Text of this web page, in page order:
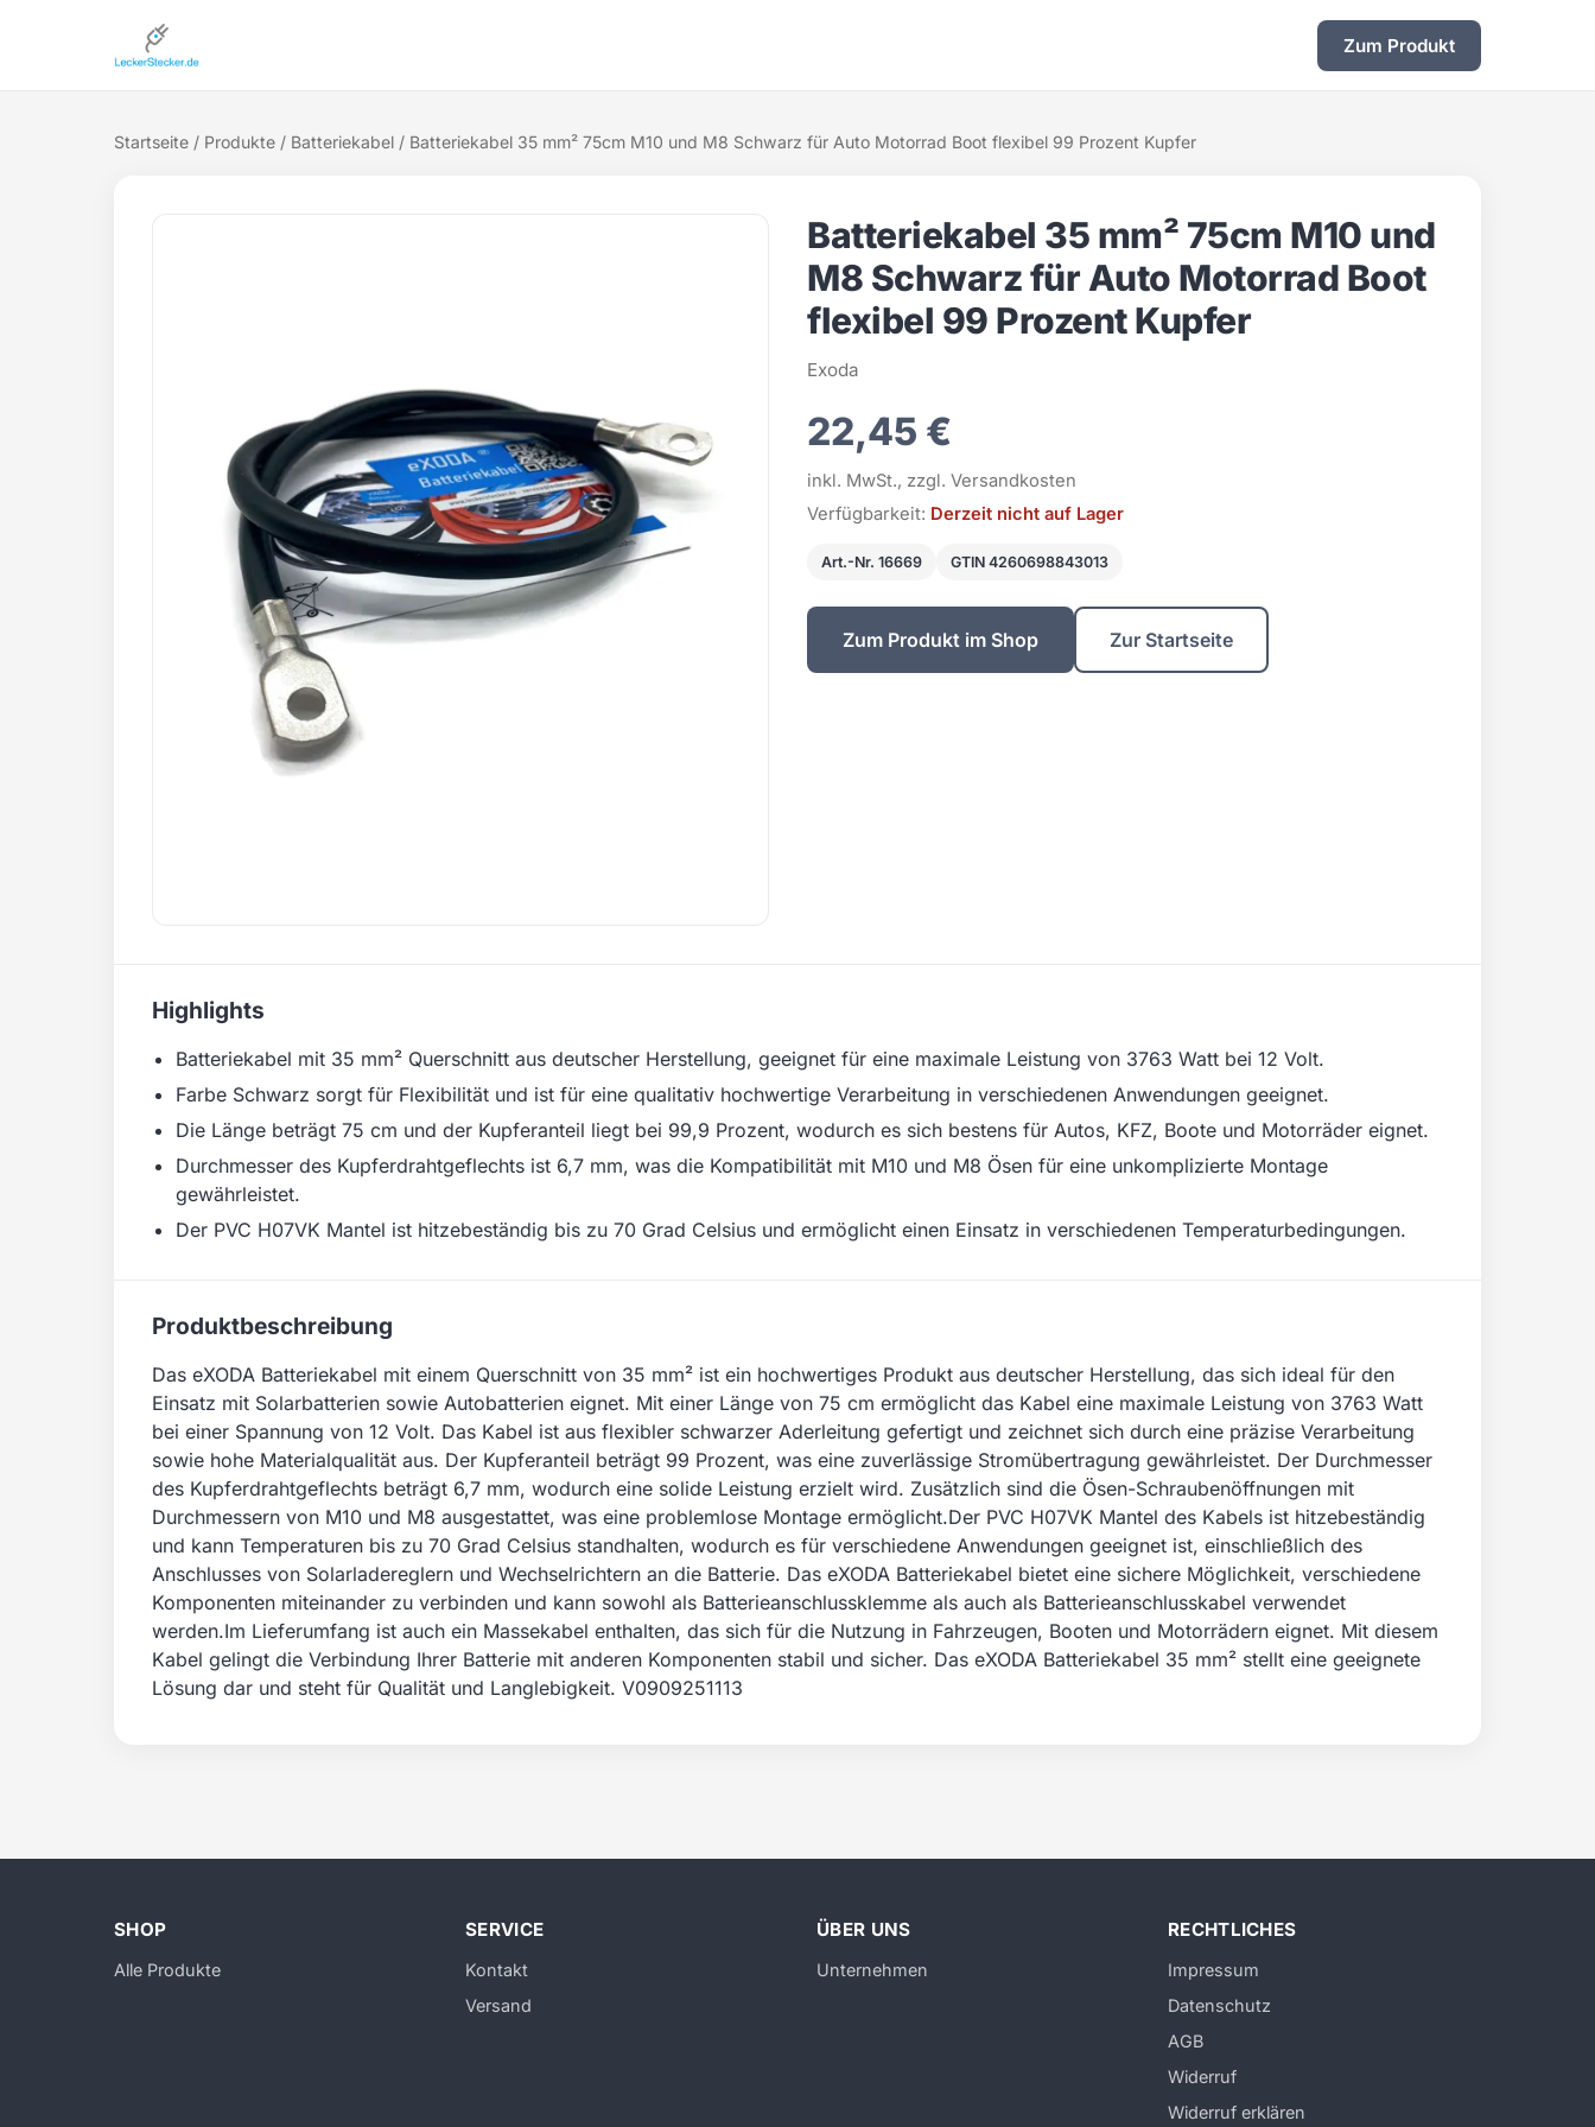
Zum Produkt
Startseite / Produkte / Batteriekabel / Batteriekabel 35 mm² 75cm M10 und M8 Schwarz für Auto Motorrad Boot flexibel 99 Prozent Kupfer
Batteriekabel 35 mm² 75cm M10 und
M8 Schwarz für Auto Motorrad Boot
flexibel 99 Prozent Kupfer
Exoda
22,45 €
inkl. MwSt., zzgl. Versandkosten
Verfügbarkeit: Derzeit nicht auf Lager
Art.-Nr. 16669 GTIN 4260698843013
Zum Produkt im Shop Zur Startseite
Highlights
Batteriekabel mit 35 mm² Querschnitt aus deutscher Herstellung, geeignet für eine maximale Leistung von 3763 Watt bei 12 Volt.
Farbe Schwarz sorgt für Flexibilität und ist für eine qualitativ hochwertige Verarbeitung in verschiedenen Anwendungen geeignet.
Die Länge beträgt 75 cm und der Kupferanteil liegt bei 99,9 Prozent, wodurch es sich bestens für Autos, KFZ, Boote und Motorräder eignet.
Durchmesser des Kupferdrahtgeflechts ist 6,7 mm, was die Kompatibilität mit M10 und M8 Ösen für eine unkomplizierte Montage
gewährleistet.
Der PVC H07VK Mantel ist hitzebeständig bis zu 70 Grad Celsius und ermöglicht einen Einsatz in verschiedenen Temperaturbedingungen.
Produktbeschreibung
Das eXODA Batteriekabel mit einem Querschnitt von 35 mm² ist ein hochwertiges Produkt aus deutscher Herstellung, das sich ideal für den
Einsatz mit Solarbatterien sowie Autobatterien eignet. Mit einer Länge von 75 cm ermöglicht das Kabel eine maximale Leistung von 3763 Watt
bei einer Spannung von 12 Volt. Das Kabel ist aus flexibler schwarzer Aderleitung gefertigt und zeichnet sich durch eine präzise Verarbeitung
sowie hohe Materialqualität aus. Der Kupferanteil beträgt 99 Prozent, was eine zuverlässige Stromübertragung gewährleistet. Der Durchmesser
des Kupferdrahtgeflechts beträgt 6,7 mm, wodurch eine solide Leistung erzielt wird. Zusätzlich sind die Ösen-Schraubenöffnungen mit
Durchmessern von M10 und M8 ausgestattet, was eine problemlose Montage ermöglicht.Der PVC H07VK Mantel des Kabels ist hitzebeständig
und kann Temperaturen bis zu 70 Grad Celsius standhalten, wodurch es für verschiedene Anwendungen geeignet ist, einschließlich des
Anschlusses von Solarladereglern und Wechselrichtern an die Batterie. Das eXODA Batteriekabel bietet eine sichere Möglichkeit, verschiedene
Komponenten miteinander zu verbinden und kann sowohl als Batterieanschlussklemme als auch als Batterieanschlusskabel verwendet
werden.Im Lieferumfang ist auch ein Massekabel enthalten, das sich für die Nutzung in Fahrzeugen, Booten und Motorrädern eignet. Mit diesem
Kabel gelingt die Verbindung Ihrer Batterie mit anderen Komponenten stabil und sicher. Das eXODA Batteriekabel 35 mm² stellt eine geeignete
Lösung dar und steht für Qualität und Langlebigkeit. V0909251113
SHOP
Alle Produkte
SERVICE
Kontakt
Versand
ÜBER UNS
Unternehmen
RECHTLICHES
Impressum
Datenschutz
AGB
Widerruf
Widerruf erklären